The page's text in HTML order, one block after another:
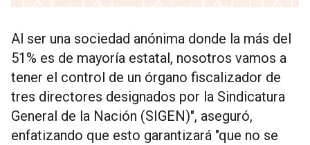
Al ser una sociedad anónima donde la más del
51% es de mayoría estatal, nosotros vamos a
tener el control de un órgano fiscalizador de
tres directores designados por la Sindicatura
General de la Nación (SIGEN)", aseguró,
enfatizando que esto garantizará "que no se